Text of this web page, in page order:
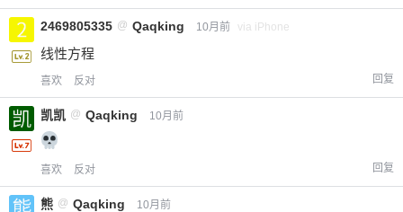
2469805335 @ Qaqking 10月前 via iPhone
线性方程
喜欢 反对 回复
凯凯 @ Qaqking 10月前
喜欢 反对 回复
熊 @ Qaqking 10月前